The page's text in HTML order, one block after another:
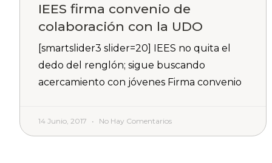
IEES firma convenio de
colaboración con la UDO
[smartslider3 slider=20] IEES no quita el
dedo del renglón; sigue buscando
acercamiento con jóvenes Firma convenio
14 Junio, 2017 No Hay Comentarios